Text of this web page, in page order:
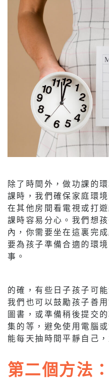
除了時間外，做功課的
課時，我們確保家庭環
在其他房間看電視或打
課時容易分心。我們想
內，你需要坐在這裏完
要為孩子準備合適的環
事。
的確，有些日子孩子可
我們也可以鼓勵孩子善
圖書，或準備稍後提交
集的等，避免使用電腦
能每天抽時間平靜自己
第二個方法